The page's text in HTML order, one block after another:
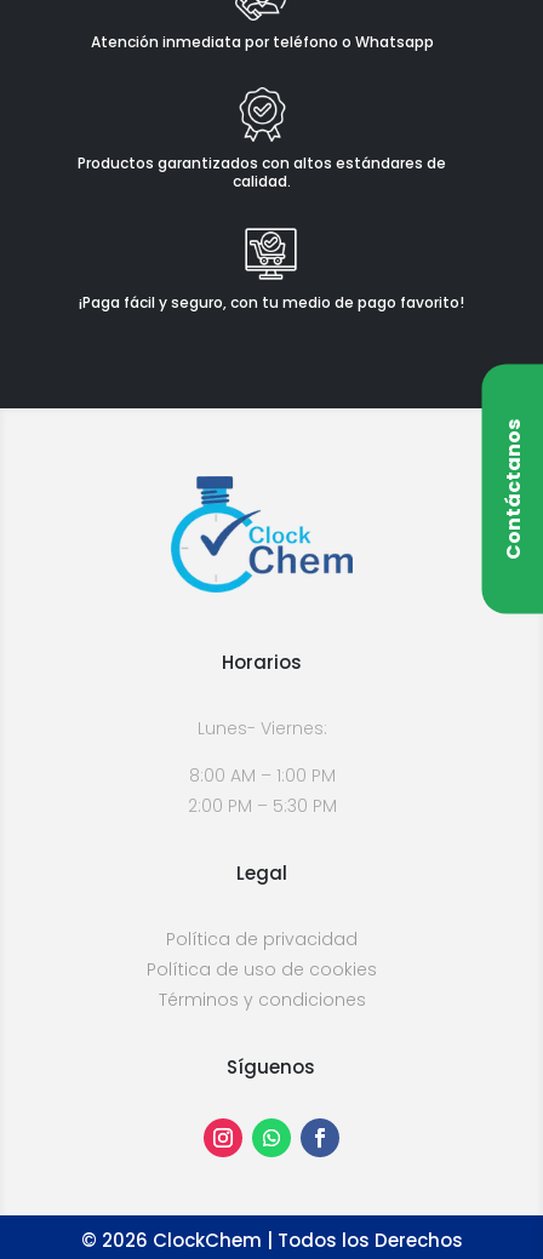
Atención inmediata por teléfono o Whatsapp
Productos garantizados con altos estándares de
calidad.
¡Paga fácil y seguro, con tu medio de pago favorito!
Contáctanos
Horarios
Lunes- Viernes:
8:00 AM – 1:00 PM
2:00 PM – 5:30 PM
Legal
Política de privacidad
Política de uso de cookies
Términos y condiciones
Síguenos
© 2026 ClockChem | Todos los Derechos